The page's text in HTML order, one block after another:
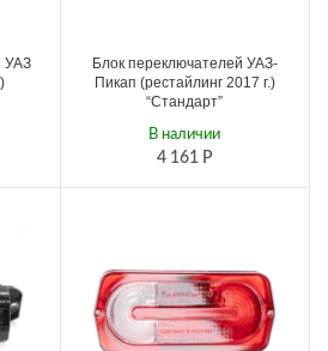
УАЗ
Блок переключателей УАЗ-
Пикап (рестайлинг 2017 г.)
“Стандарт”
4 161 Р
В наличии